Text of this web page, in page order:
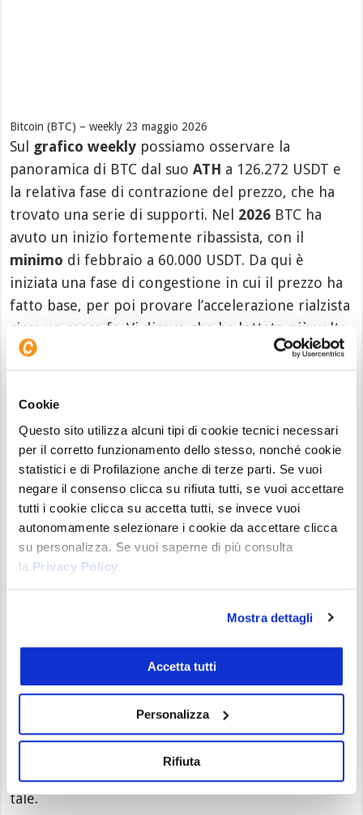
Cookie
Questo sito utilizza alcuni tipi di cookie tecnici necessari
per il corretto funzionamento dello stesso, nonché cookie
statistici e di Profilazione anche di terze parti. Se vuoi
negare il consenso clicca su rifiuta tutti, se vuoi accettare
tutti i cookie clicca su accetta tutti, se invece vuoi
autonomamente selezionare i cookie da accettare clicca
su personalizza. Se vuoi saperne di più consulta
la Privacy Policy.
Mostra dettagli
Accetta tutti
Personalizza
Rifiuta
Bitcoin (BTC) – weekly 23 maggio 2026
Sul grafico weekly possiamo osservare la
panoramica di BTC dal suoATH a 126.272 USDT e
la relativa fase di contrazione del prezzo, che ha
trovato una serie di supporti. Nel 2026 BTC ha
avuto un inizio fortemente ribassista, con il
minimo di febbraio a 60.000 USDT. Da qui è
iniziata una fase di congestione in cui il prezzo ha
fatto base, per poi provare l’accelerazione rialzista
circa un mese fa. Vi dicevo che ha lottato più volte
sulla
dei 79.000 USDT, dove ha anche
chiuso sopra due settimane fa. Tuttavia adesso si
trova in fase di ritracciamento sotto questo livello.
I livelli di supporto di BTC
Come abbiamo visto in precedenza, il vettore che
adesso va considerato è quello che va dal minimo
di febbraio sino al massimo degli 82.478 USDT. Da
questo vettore si ricavano idue livelli disupporto
vettoriale tramite l’uso dei ritracciamenti di
74.000 USDTe corrisponde
Il supporto principale si trova in area
USDTe corrisponde al 50%
Nella parte inferiore del grafico abbiamo il setup
indicatori weekly, che era entrato in
positivo a inizio aprile e al momento resta ancora
tale.